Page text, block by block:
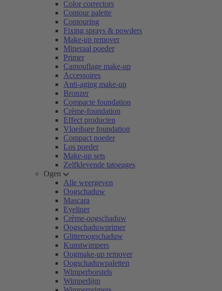
Color correctors
Contour palette
Contouring
Fixing sprays & powders
Make-up remover
Mineraal poeder
Primer
Camouflage make-up
Accessoires
Anti-aging make-up
Bronzer
Compacte foundation
Crème-foundation
Effect producten
Vloeibare foundation
Compact poeder
Los poeder
Make-up sets
Zelfklevende tatoeages
Ogen
Alle weergeven
Oogschaduw
Mascara
Eyeliner
Crème-oogschaduw
Oogschaduwprimer
Glitteroogschaduw
Kunstwimpers
Oogmake-up remover
Oogschaduwpaletten
Wimperborstels
Wimperlijm